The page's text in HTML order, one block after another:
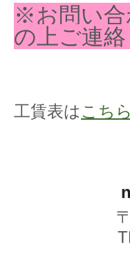
※お問い合
の上ご連絡
工賃表は こちら